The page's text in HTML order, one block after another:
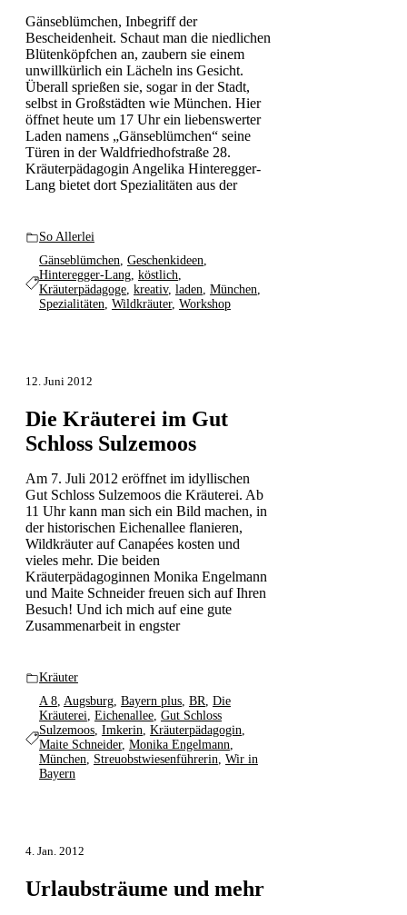
Gänseblümchen, Inbegriff der
Bescheidenheit. Schaut man die niedlichen
Blütenköpfchen an, zaubern sie einem
unwillkürlich ein Lächeln ins Gesicht.
Überall sprießen sie, sogar in der Stadt,
selbst in Großstädten wie München. Hier
öffnet heute um 17 Uhr ein liebenswerter
Laden namens „Gänseblümchen“ seine
Türen in der Waldfriedhofstraße 28.
Kräuterpädagogin Angelika Hinteregger-
Lang bietet dort Spezialitäten aus der
So Allerlei
Gänseblümchen, Geschenkideen,
Hinteregger-Lang, köstlich,
Kräuterpädagoge, kreativ, laden, München,
Spezialitäten, Wildkräuter, Workshop
12. Juni 2012
Die Kräuterei im Gut
Schloss Sulzemoos
Am 7. Juli 2012 eröffnet im idyllischen
Gut Schloss Sulzemoos die Kräuterei. Ab
11 Uhr kann man sich ein Bild machen, in
der historischen Eichenallee flanieren,
Wildkräuter auf Canapées kosten und
vieles mehr. Die beiden
Kräuterpädagoginnen Monika Engelmann
und Maite Schneider freuen sich auf Ihren
Besuch! Und ich mich auf eine gute
Zusammenarbeit in engster
Kräuter
A 8, Augsburg, Bayern plus, BR, Die
Kräuterei, Eichenallee, Gut Schloss
Sulzemoos, Imkerin, Kräuterpädagogin,
Maite Schneider, Monika Engelmann,
München, Streuobstwiesenführerin, Wir in
Bayern
4. Jan. 2012
Urlaubsträume und mehr